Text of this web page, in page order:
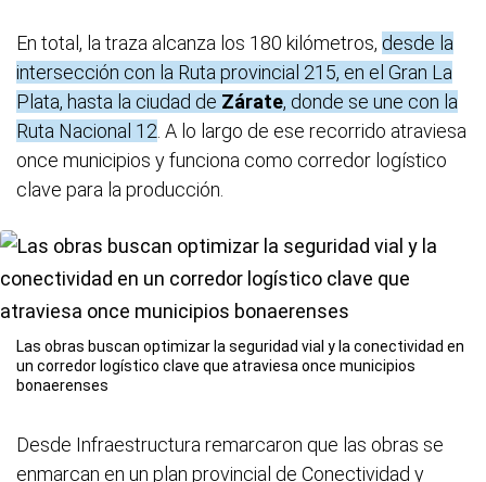
En total, la traza alcanza los 180 kilómetros, desde la
intersección con la Ruta provincial 215, en el Gran La
Plata, hasta la ciudad de Zárate, donde se une con la
Ruta Nacional 12 . A lo largo de ese recorrido atraviesa
once municipios y funciona como corredor logístico
clave para la producción.
Las obras buscan optimizar la seguridad vial y la conectividad en
un corredor logístico clave que atraviesa once municipios
bonaerenses
Desde Infraestructura remarcaron que las obras se
enmarcan en un plan provincial de Conectividad y